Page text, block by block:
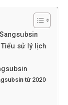
sử lý lịch
từ 2020